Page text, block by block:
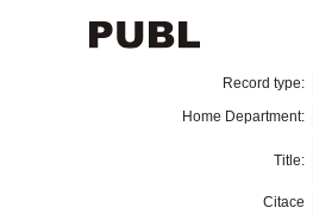
Record type:
Home Department:
Title:
Citace